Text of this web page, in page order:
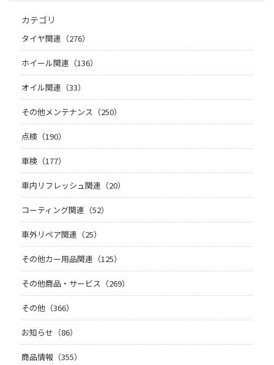
カテゴリ
タイヤ関連（276）
ホイール関連（136）
オイル関連（33）
その他メンテナンス（250）
点検（190）
車検（177）
車内リフレッシュ関連（20）
コーティング関連（52）
車外リペア関連（25）
その他カー用品関連（125）
その他商品・サービス（269）
その他（366）
お知らせ（86）
商品情報（355）